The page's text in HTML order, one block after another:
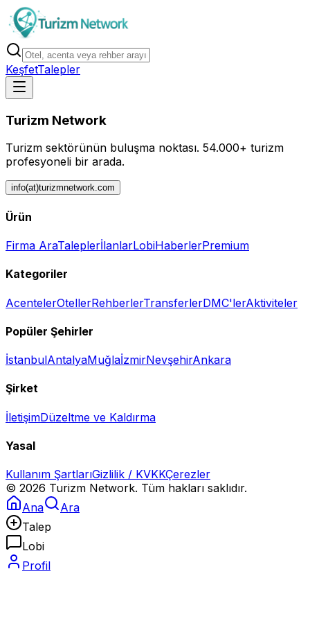
KeşfetTalepler
Turizm Network
Turizm sektörünün buluşma noktası. 54.000+ turizm
profesyoneli bir arada.
info(at)turizmnetwork.com
Ürün
Firma AraTaleplerİlanlarLobiHaberlerPremium
Kategoriler
AcentelerOtellerRehberlerTransferlerDMC'lerAktiviteler
Popüler Şehirler
İstanbulAntalyaMuğlaİzmirNevşehirAnkara
Şirket
İletişimDüzeltme ve Kaldırma
Yasal
Kullanım ŞartlarıGizlilik / KVKKÇerezler
© 2026 Turizm Network. Tüm hakları saklıdır.
Ana
Ara
Talep
Lobi
Profil